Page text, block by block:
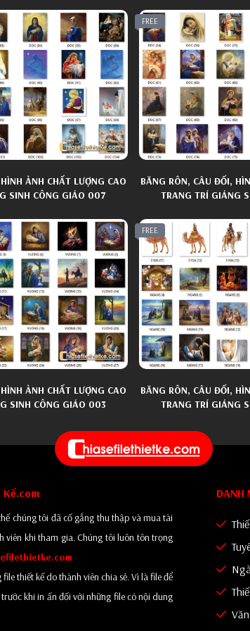
ẢNH CHẤT LƯỢNG CAO
SINH CÔNG GIÁO 007
FREE
BĂNG RÔN, CÂU ĐỐI,
TRANG TRÍ GIÁNG
ẢNH CHẤT LƯỢNG CAO
SINH CÔNG GIÁO 003
FREE
BĂNG RÔN, CÂU ĐỐI,
TRANG TRÍ GIÁNG
chúng tôi đã cố gắng thu thập và mua tài
viên khi tham gia. Chúng tôi luôn tôn trọng
thiết kế do thành viên chia sẻ. Vì là file để
khi in ấn đối với những file có nội dung
DANH